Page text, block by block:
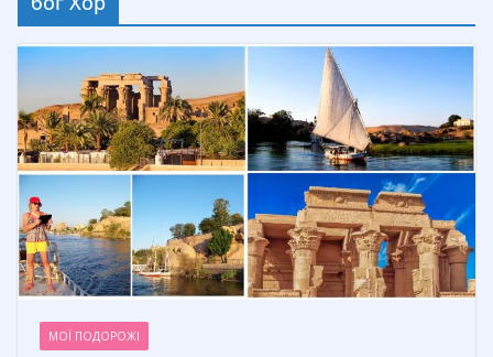
МОЇ ПОДОРОЖІ